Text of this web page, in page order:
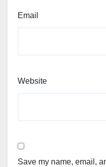
Email
Website
Save my name, email,